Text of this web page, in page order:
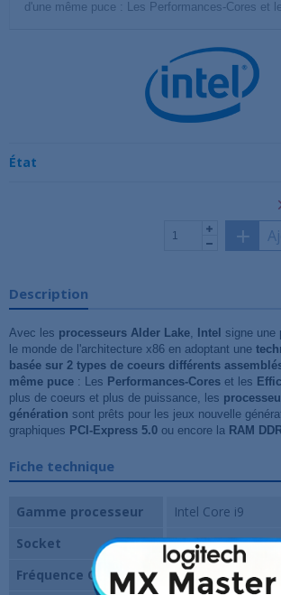
d'une même puce : Les Performances-Cores et
État
Description
Avec les processeurs Alder Lake, Intel signe une
le monde de l'architecture x86 en adoptant une
basée sur 2 types de coeurs différents
même puce : Les Performances-Cores et les
plus de coeurs et plus de puissance, les
génération sont prêts pour les jeux nouvelle
graphiques PCI-Express 5.0 ou encore la RAM
Fiche technique
Gamme processeur
Intel Core i9
Socket
Intel 1700
Fréquence CPU
3.2 Ghz